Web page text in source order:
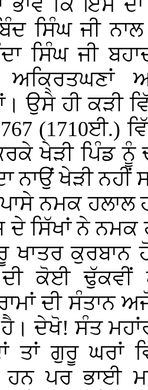
ਭਾਵੇਂ ਕਿ ਇਸ
ਸਿੰਘ ਜੀ
ਸਿੰਘ ਜੀ
ਉਸੇ ਹੀ ਕੜੀ
(1710ਈ.)
ਖੇੜੀ ਪਿੰਡ ਨੂੰ
ਨਾਉਂ ਖੇੜੀ ਨਹੀਂ
ਨਮਕ ਹਲਾਲ
ਸਿੱਖਾਂ ਨੇ ਨਮਕ
ਕੁਰਬਾਨ
ਕੋਈ ਢੁੱਕਵੀਂ
ਦੀ ਸੰਤਾਨ
ਦੇਖੋ! ਸੰਤ
ਤਾਂ ਗੁਰੂ ਘਰਾਂ
ਪਰ ਭਾਈ